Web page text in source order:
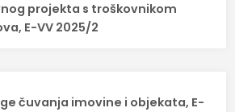
projekta s troškovnikom
E-VV 2025/2
čuvanja imovine i objekata, E-